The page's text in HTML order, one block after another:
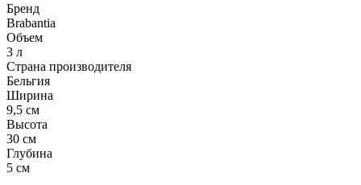
Бренд
Brabantia
Объем
3 л
Страна производителя
Бельгия
Ширина
9,5 см
Высота
30 см
Глубина
5 см